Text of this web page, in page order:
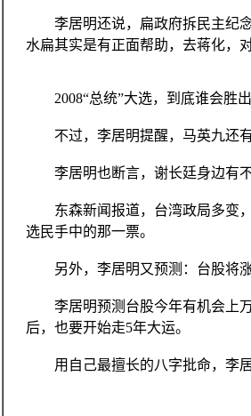
李居明还说，扁政府拆民主纪念
水扁其实是有正面帮助，去蒋化，
2008“总统”大选，到底谁会胜出
不过，李居明提醒，马英九还
李居明也断言，谢长廷身边有不
东森新闻报道，台湾政局多变，
选民手中的那一票。
另外，李居明又预测：台股将涨
李居明预测台股今年有机会上万
后，也要开始走5年大运。
用自己最擅长的八字批命，李居